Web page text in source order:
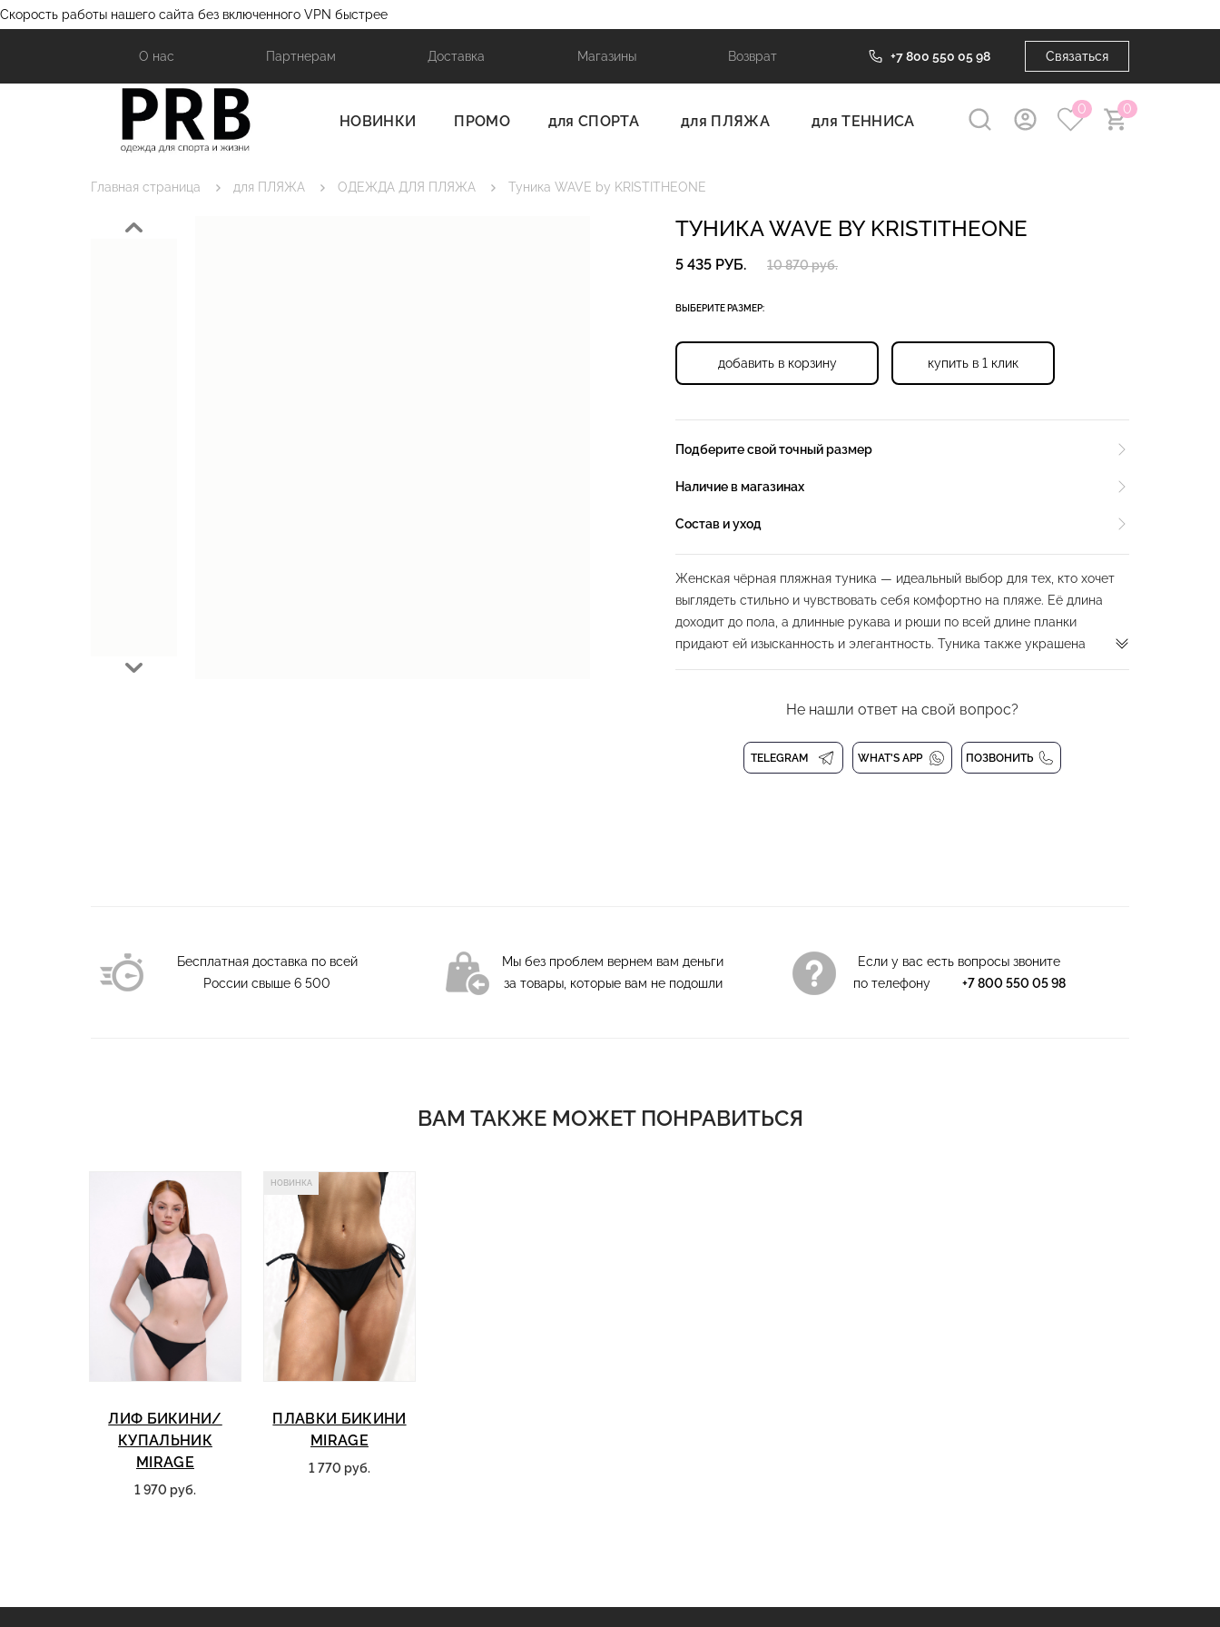
Скорость работы нашего сайта без включенного VPN быстрее
О нас Партнерам Доставка Магазины Возврат +7 800 550 05 98 Связаться
НОВИНКИ ПРОМО для СПОРТА для ПЛЯЖА для ТЕННИСА
0 0
Главная страница для ПЛЯЖА ОДЕЖДА ДЛЯ ПЛЯЖА Туника WAVE by KRISTITHEONE
ТУНИКА WAVE BY KRISTITHEONE
5 435 РУБ. 10 870 руб.
ВЫБЕРИТЕ РАЗМЕР:
добавить в корзину купить в 1 клик
Подберите свой точный размер
Наличие в магазинах
Состав и уход
Женская чёрная пляжная туника — идеальный выбор для тех, кто хочет
выглядеть стильно и чувствовать себя комфортно на пляже. Её длина
доходит до пола, а длинные рукава и рюши по всей длине планки
придают ей изысканность и элегантность. Туника также украшена
эластичностью и износостойкостью, что гарантирует долговечность
быстро сохнет, позволяя вам наслаждаться отдыхом на пляже без
лишних хлопот.
Не нашли ответ на свой вопрос?
TELEGRAM WHAT'S APP ПОЗВОНИТЬ
Бесплатная доставка по всей
России свыше 6 500
Мы без проблем вернем вам деньги
за товары, которые вам не подошли
Если у вас есть вопросы звоните
по телефону
+7 800 550 05 98
ВАМ ТАКЖЕ МОЖЕТ ПОНРАВИТЬСЯ
ЛИФ БИКИНИ/
КУПАЛЬНИК
MIRAGE
1 970 руб.
НОВИНКА
ПЛАВКИ БИКИНИ
MIRAGE
1 770 руб.